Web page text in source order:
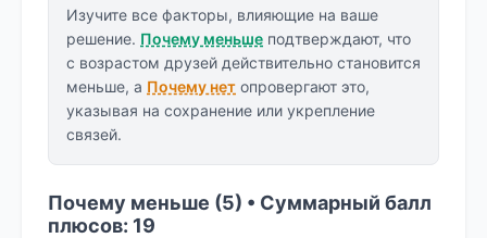
Изучите все факторы, влияющие на ваше
решение. Почему меньше подтверждают, что
с возрастом друзей действительно становится
меньше, а Почему нет опровергают это,
указывая на сохранение или укрепление
связей.
Почему меньше (5) • Суммарный балл
плюсов: 19